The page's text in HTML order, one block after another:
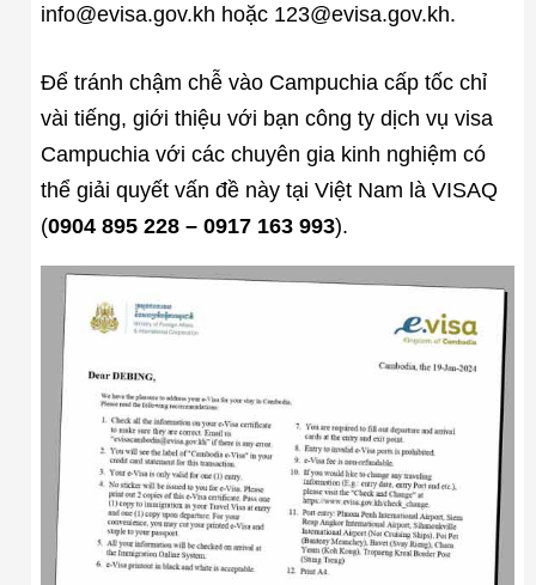
info@evisa.gov.kh hoặc 123@evisa.gov.kh.
Để tránh chậm chễ vào Campuchia cấp tốc chỉ
vài tiếng, giới thiệu với bạn công ty dịch vụ visa
Campuchia với các chuyên gia kinh nghiệm có
thể giải quyết vấn đề này tại Việt Nam là VISAQ
(0904 895 228 – 0917 163 993).